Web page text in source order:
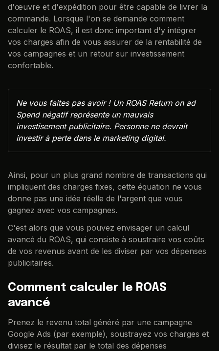
d'œuvre et d'expédition pour être capable de livrer la
commande. Lorsque l'on se demande comment
calculer le ROAS, il est donc important d'y intégrer
vos charges afin de vous assurer de la rentabilité de
vos campagnes et un retour sur investissement
confortable.
Ne vous faites pas avoir ! Un ROAS Return on ad
Spend négatif représente un mauvais
investisement publicitaire. Personne ne devrait
investir à perte dans le marketing digital.
Ainsi, pour un plus grand nombre de transactions qui
impliquent des charges fixes, cette équation ne vous
donne pas une idée réelle de l'argent que vous
gagnez avec vos campagnes.
C'est alors que vous pouvez envisager un calcul
avancé du ROAS, qui consiste à soustraire vos coûts
de vos revenus avant de les diviser par vos dépenses
publicitaires.
Comment calculer le ROAS
avancé
Prenez le revenu total généré par une campagne
Google Ads (par exemple), soustrayez vos charges et
divisez le résultat par le total des dépenses